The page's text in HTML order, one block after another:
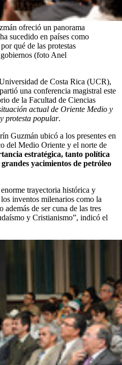
ofreció un panorama
sucedido en países como
qué de las protestas
(foto Anel
de Costa Rica (UCR),
una conferencia magistral este
de la Facultad de Ciencias
actual de Oriente Medio y
protesta popular.
Guzmán ubicó a los presentes en
del Medio Oriente y el norte de
estratégica, tanto política
yacimientos de petróleo
trayectoria histórica y
inventos milenarios como la
además de ser cuna de las tres
y Cristianismo”, indicó el